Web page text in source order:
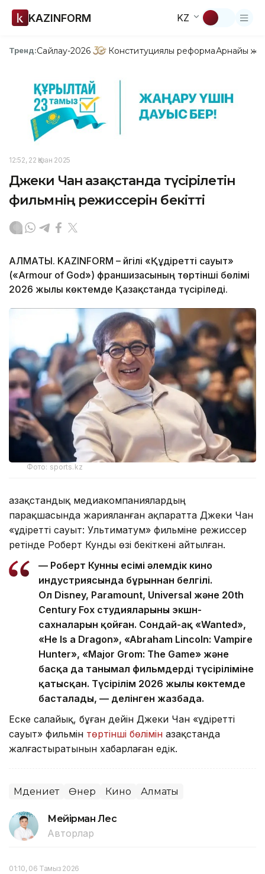
KAZINFORM KZ
Тренд:Сайлау-2026 Конституциялық реформаАрнайы
12:52, 22 Қазан 2025
Джеки Чан Қазақстанда түсірілетін
фильмнің режиссерін бекітті
АЛМАТЫ. KAZINFORM – Әйгілі «Құдіретті сауыт»
(«Armour of God») франшизасының төртінші бөлімі
2026 жылы көктемде Қазақстанда түсіріледі.
Фото: sports.kz
Қазақстандық медиакомпаниялардың
парақшасында жарияланған ақпаратта Джеки Чан
«Құдіретті сауыт: Ультиматум» фильміне режиссер
ретінде Роберт Кунды өзі бекіткені айтылған.
— Роберт Кунның есімі әлемдік кино
индустриясында бұрыннан белгілі.
Ол Disney, Paramount, Universal және 20th
Century Fox студияларының экшн-
сахналарын қойған. Сондай-ақ «Wanted»,
«He Is a Dragon», «Abraham Lincoln: Vampire
Hunter», «Major Grom: The Game» және
басқа да танымал фильмдердің түсіріліміне
қатысқан. Түсірілім 2026 жылы көктемде
басталады, — делінген жазбада.
Еске салайық, бұған дейін Джеки Чан «Құдіретті
сауыт» фильмін төртінші бөлімін Қазақстанда
жалғастыратынын хабарлаған едік.
Мәдениет Өнер Кино Алматы
Мейірман Лес
Авторлар
01:10, 06 Тамыз 2026